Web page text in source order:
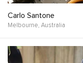
Carlo Santone
Melbourne, Australia